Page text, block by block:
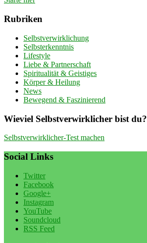
Rubriken
Selbstverwirklichung
Selbsterkenntnis
Lifestyle
Liebe & Partnerschaft
Spiritualität & Geistiges
Körper & Heilung
News
Bewegend & Faszinierend
Wieviel Selbstverwirklicher bist du?
Selbstverwirklicher-Test machen
Social Links
Twitter
Facebook
Google+
Instagram
YouTube
Soundcloud
RSS Feed